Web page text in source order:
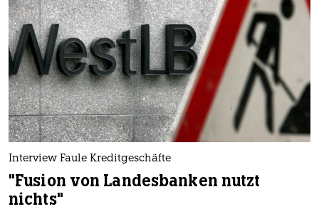
Interview Faule Kreditgeschäfte
"Fusion von Landesbanken nutzt
nichts"